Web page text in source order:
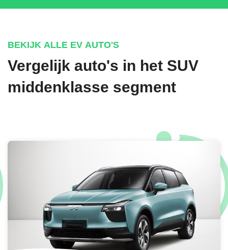
BEKIJK ALLE EV AUTO'S
Vergelijk auto's in het SUV
middenklasse segment